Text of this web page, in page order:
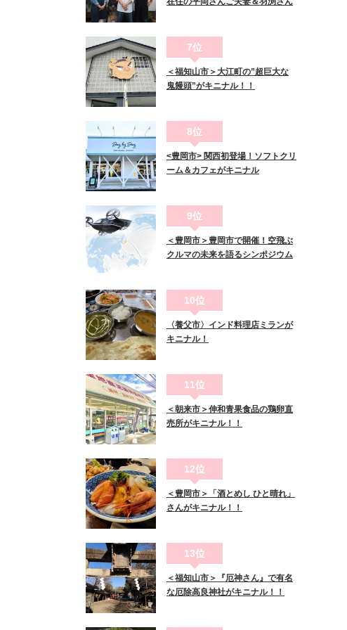
7位
＜福知山市＞大江町の”超巨大な
鬼饅頭”がキニナル！！
8位
<豊岡市> 関西初登場！ソフトクリ
ーム＆カフェがキニナル
9位
＜豊岡市＞豊岡市で開催！空飛ぶ
クルマの未来を語るシンポジウム
10位
〈養父市〉インド料理店ミランが
キニナル！
11位
＜朝来市＞伸和青果食品の鶏卵直
売所がキニナル！！
12位
＜豊岡市＞「酒とめし ひと晴れ」
さんがキニナル！！
13位
＜福知山市＞『厄神さん』で有名
な厄除高良神社がキニナル！！